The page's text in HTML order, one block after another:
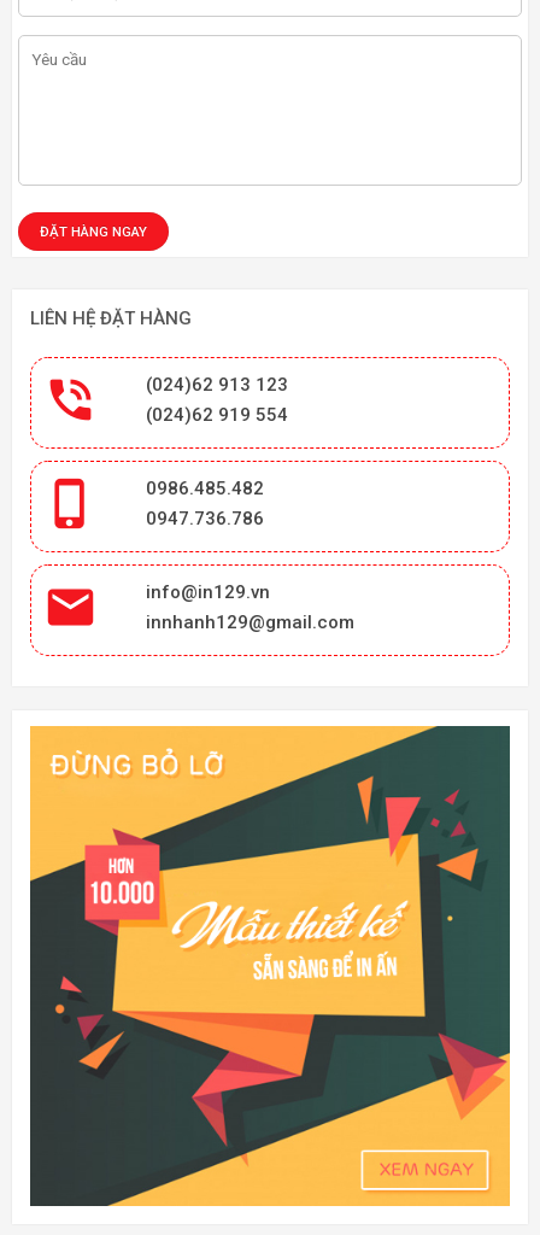
LIÊN HỆ ĐẶT HÀNG

(024)62 913 123
(024)62 919 554

0986.485.482
0947.736.786

info@in129.vn
innhanh129@gmail.com